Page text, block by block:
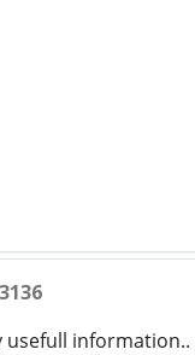
usefull information..